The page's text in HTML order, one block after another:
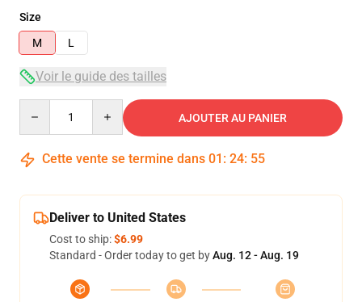
Size
M
L
Voir le guide des tailles
AJOUTER AU PANIER
Cette vente se termine dans 01 : 24: 54
Deliver to United States
Cost to ship:$6.99
Standard - Order today to get byAug. 12 - Aug. 19